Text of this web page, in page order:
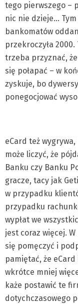
tego pierwszego –
nic nie dzieje…
bankomatów
przekroczyła
trzeba przyznać,
się połapać – w
zyskuje, bo
ponegocjować
eCard też
może liczyć, że
Banku czy Banku
gracze, tacy jak
w przypadku
przypadku
wypłat we
jest coraz więcej.
się pomęczyć i
pamiętać, że eCard
wkrótce mniej
każe postawić te
dotychczasowego